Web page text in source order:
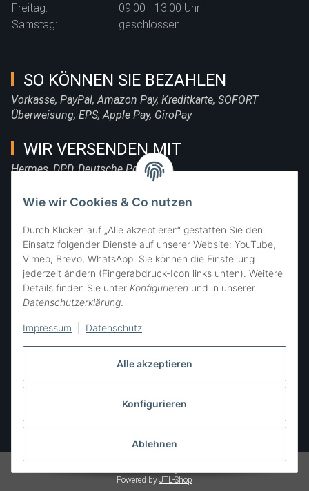
Alle akzeptieren
Konfigurieren
Ablehnen
Wie wir Cookies & Co nutzen
Durch Klicken auf „Alle akzeptieren“ gestatten Sie den
Einsatz folgender Dienste auf unserer Website: YouTube,
Vimeo, Brevo, WhatsApp. Sie können die Einstellung
jederzeit ändern (Fingerabdruck-Icon links unten). Weitere
Details finden Sie unter Konfigurieren und in unserer
Datenschutzerklärung.
Impressum Datenschutz
Freitag:
09:00 - 13:00 Uhr
Samstag:
geschlossen
SO KÖNNEN SIE BEZAHLEN
Vorkasse, PayPal, Amazon Pay, Kreditkarte, SOFORT
Überweisung, EPS, Apple Pay, GiroPay
WIR VERSENDEN MIT
Hermes, DPD, Deutsche Post, DHL
FOLGE UNS
SIE ERREICHEN UNS
Vertrag widerrufen
Powered by JTL-Shop